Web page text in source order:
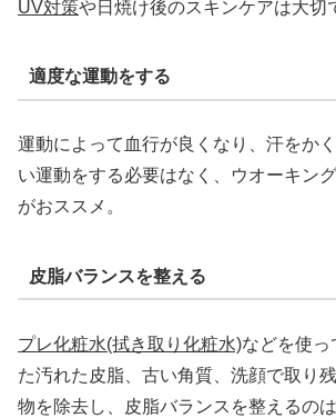
UV対策や日焼け後のスキンケアは大切
適度な運動をする
運動によって血行が良くなり、汗をか
い運動をする必要はなく、ウオーキン
がおススメ。
皮脂バランスを整える
プレ化粧水(拭き取り化粧水)などを使っ
た汚れた皮脂、古い角質、洗顔で取り
物を除去し、皮脂バランスを整えるの